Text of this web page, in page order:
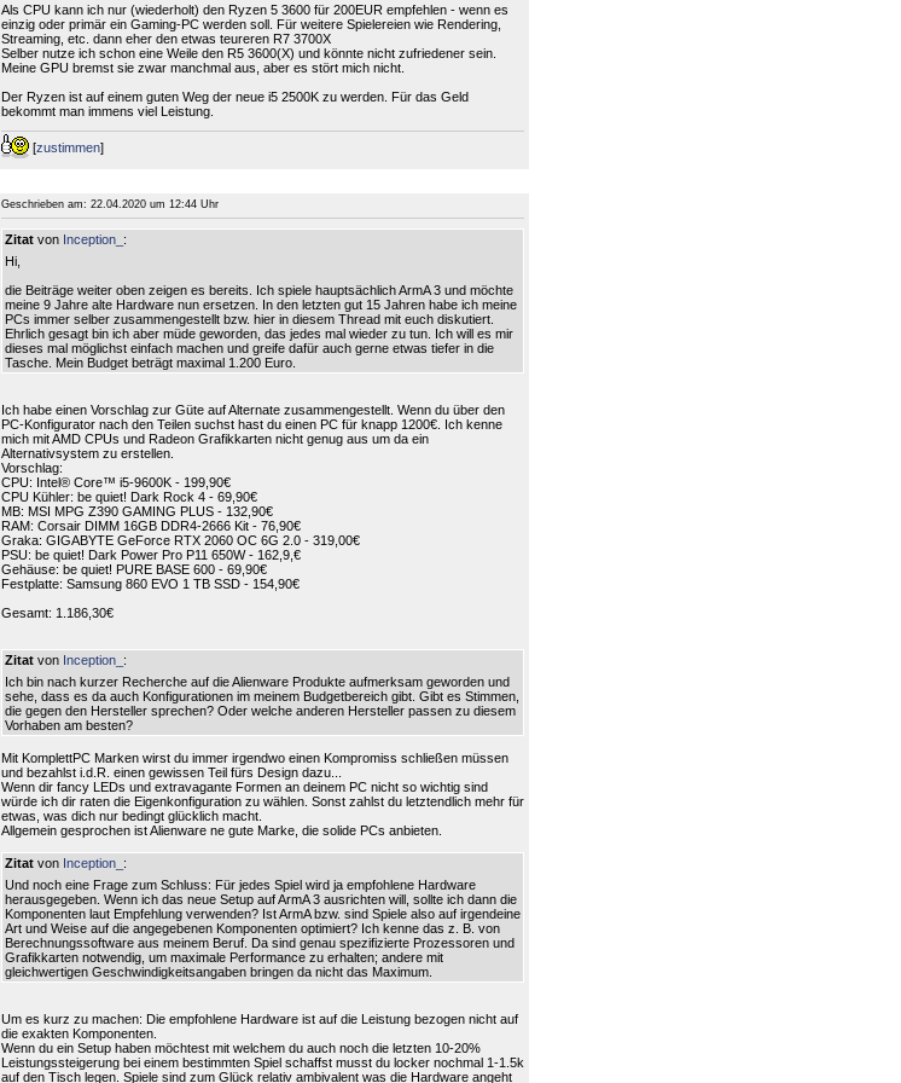
Als CPU kann ich nur (wiederholt) den Ryzen 5 3600 für 200EUR empfehlen - wenn es
einzig oder primär ein Gaming-PC werden soll. Für weitere Spielereien wie Rendering,
Streaming, etc. dann eher den etwas teureren R7 3700X
Selber nutze ich schon eine Weile den R5 3600(X) und könnte nicht zufriedener sein.
Meine GPU bremst sie zwar manchmal aus, aber es stört mich nicht.
Der Ryzen ist auf einem guten Weg der neue i5 2500K zu werden. Für das Geld
bekommt man immens viel Leistung.
[zustimmen]
Geschrieben am: 22.04.2020 um 12:44 Uhr
Zitat von Inception_ :
Hi,
die Beiträge weiter oben zeigen es bereits. Ich spiele hauptsächlich ArmA 3 und möchte
meine 9 Jahre alte Hardware nun ersetzen. In den letzten gut 15 Jahren habe ich meine
PCs immer selber zusammengestellt bzw. hier in diesem Thread mit euch diskutiert.
Ehrlich gesagt bin ich aber müde geworden, das jedes mal wieder zu tun. Ich will es mir
dieses mal möglichst einfach machen und greife dafür auch gerne etwas tiefer in die
Tasche. Mein Budget beträgt maximal 1.200 Euro.
Ich habe einen Vorschlag zur Güte auf Alternate zusammengestellt. Wenn du über den
PC-Konfigurator nach den Teilen suchst hast du einen PC für knapp 1200€. Ich kenne
mich mit AMD CPUs und Radeon Grafikkarten nicht genug aus um da ein
Alternativsystem zu erstellen.
Vorschlag:
CPU: Intel® Core™ i5-9600K - 199,90€
CPU Kühler: be quiet! Dark Rock 4 - 69,90€
MB: MSI MPG Z390 GAMING PLUS - 132,90€
RAM: Corsair DIMM 16GB DDR4-2666 Kit - 76,90€
Graka: GIGABYTE GeForce RTX 2060 OC 6G 2.0 - 319,00€
PSU: be quiet! Dark Power Pro P11 650W - 162,9,€
Gehäuse: be quiet! PURE BASE 600 - 69,90€
Festplatte: Samsung 860 EVO 1 TB SSD - 154,90€
Gesamt: 1.186,30€
Zitat von Inception_ :
Ich bin nach kurzer Recherche auf die Alienware Produkte aufmerksam geworden und
sehe, dass es da auch Konfigurationen im meinem Budgetbereich gibt. Gibt es Stimmen,
die gegen den Hersteller sprechen? Oder welche anderen Hersteller passen zu diesem
Vorhaben am besten?
Mit KomplettPC Marken wirst du immer irgendwo einen Kompromiss schließen müssen
und bezahlst i.d.R. einen gewissen Teil fürs Design dazu...
Wenn dir fancy LEDs und extravagante Formen an deinem PC nicht so wichtig sind
würde ich dir raten die Eigenkonfiguration zu wählen. Sonst zahlst du letztendlich mehr für
etwas, was dich nur bedingt glücklich macht.
Allgemein gesprochen ist Alienware ne gute Marke, die solide PCs anbieten.
Zitat von Inception_ :
Und noch eine Frage zum Schluss: Für jedes Spiel wird ja empfohlene Hardware
herausgegeben. Wenn ich das neue Setup auf ArmA 3 ausrichten will, sollte ich dann die
Komponenten laut Empfehlung verwenden? Ist ArmA bzw. sind Spiele also auf irgendeine
Art und Weise auf die angegebenen Komponenten optimiert? Ich kenne das z. B. von
Berechnungssoftware aus meinem Beruf. Da sind genau spezifizierte Prozessoren und
Grafikkarten notwendig, um maximale Performance zu erhalten; andere mit
gleichwertigen Geschwindigkeitsangaben bringen da nicht das Maximum.
Um es kurz zu machen: Die empfohlene Hardware ist auf die Leistung bezogen nicht auf
die exakten Komponenten.
Wenn du ein Setup haben möchtest mit welchem du auch noch die letzten 10-20%
Leistungssteigerung bei einem bestimmten Spiel schaffst musst du locker nochmal 1-1.5k
auf den Tisch legen. Spiele sind zum Glück relativ ambivalent was die Hardware angeht